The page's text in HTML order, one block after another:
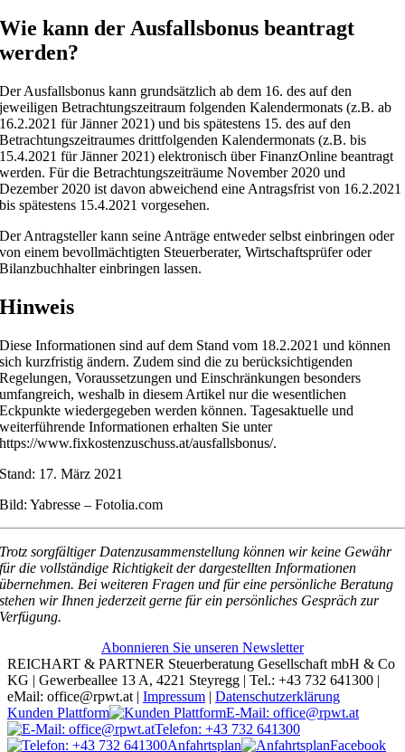
Wie kann der Ausfallsbonus beantragt
werden?
Der Ausfallsbonus kann grundsätzlich ab dem 16. des auf den
jeweiligen Betrachtungszeitraum folgenden Kalendermonats (z.B. ab
16.2.2021 für Jänner 2021) und bis spätestens 15. des auf den
Betrachtungszeitraumes drittfolgenden Kalendermonats (z.B. bis
15.4.2021 für Jänner 2021) elektronisch über FinanzOnline beantragt
werden. Für die Betrachtungszeiträume November 2020 und
Dezember 2020 ist davon abweichend eine Antragsfrist von 16.2.2021
bis spätestens 15.4.2021 vorgesehen.
Der Antragsteller kann seine Anträge entweder selbst einbringen oder
von einem bevollmächtigten Steuerberater, Wirtschaftsprüfer oder
Bilanzbuchhalter einbringen lassen.
Hinweis
Diese Informationen sind auf dem Stand vom 18.2.2021 und können
sich kurzfristig ändern. Zudem sind die zu berücksichtigenden
Regelungen, Voraussetzungen und Einschränkungen besonders
umfangreich, weshalb in diesem Artikel nur die wesentlichen
Eckpunkte wiedergegeben werden können. Tagesaktuelle und
weiterführende Informationen erhalten Sie unter
https://www.fixkostenzuschuss.at/ausfallsbonus/.
Stand: 17. März 2021
Bild: Yabresse – Fotolia.com
Trotz sorgfältiger Datenzusammenstellung können wir keine Gewähr
für die vollständige Richtigkeit der dargestellten Informationen
übernehmen. Bei weiteren Fragen und für eine persönliche Beratung
stehen wir Ihnen jederzeit gerne für ein persönliches Gespräch zur
Verfügung.
Abonnieren Sie unseren Newsletter
REICHART & PARTNER Steuerberatung Gesellschaft mbH & Co
KG | Gewerbeallee 13 A, 4221 Steyregg | Tel.: +43 732 641300 |
eMail: office@rpwt.at | Impressum | Datenschutzerklärung
Kunden Plattform
E-Mail: office@rpwt.at
Telefon: +43 732 641300
Anfahrtsplan
Facebook